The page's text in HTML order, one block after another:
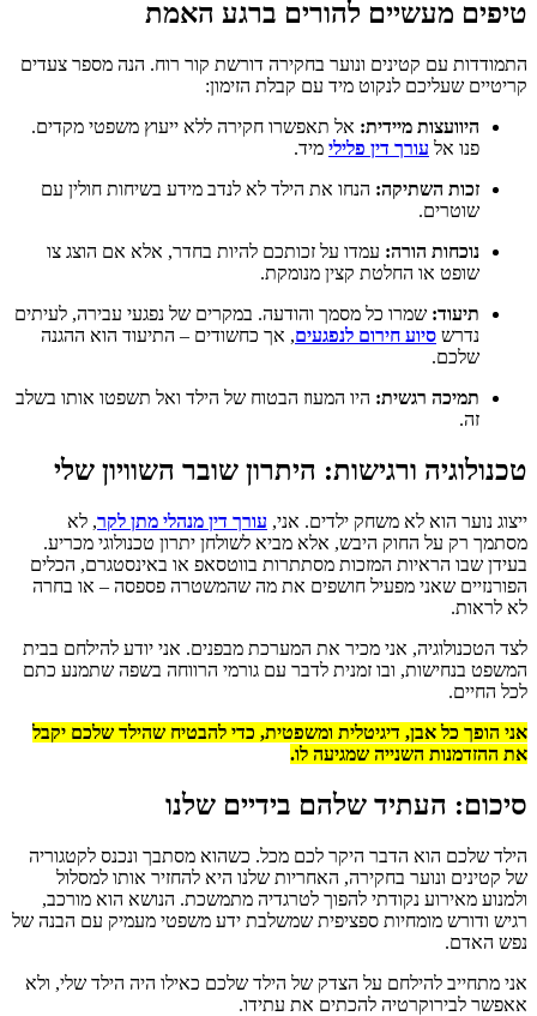
טיפים מעשיים להורים ברגע האמת
התמודדות עם קטינים ונוער בחקירה דורשת קור רוח. הנה מספר צעדים
קריטיים שעליכם לנקוט מיד עם קבלת הזימון:
היוועצות מיידית: אל תאפשרו חקירה ללא ייעוץ משפטי מקדים.
פנו אל עורך דין פלילי מיד.
זכות השתיקה: הנחו את הילד לא לנדב מידע בשיחות חולין עם
שוטרים.
נוכחות הורה: עמדו על זכותכם להיות בחדר, אלא אם הוצג צו
שופט או החלטת קצין מנומקת.
תיעוד: שמרו כל מסמך והודעה. במקרים של נפגעי עבירה, לעיתים
נדרש סיוע חירום לנפגעים, אך כחשודים – התיעוד הוא ההגנה
שלכם.
תמיכה רגשית: היו המעוז הבטוח של הילד ואל תשפטו אותו בשלב
זה.
טכנולוגיה ורגישות: היתרון שובר השוויון שלי
ייצוג נוער הוא לא משחק ילדים. אני, עורך דין מנהלי מתן לקר, לא
מסתמך רק על החוק היבש, אלא מביא לשולחן יתרון טכנולוגי מכריע.
בעידן שבו הראיות המזכות מסתתרות בווטסאפ או באינסטגרם, הכלים
הפורנזיים שאני מפעיל חושפים את מה שהמשטרה פספסה – או בחרה
לא לראות.
לצד הטכנולוגיה, אני מכיר את המערכת מבפנים. אני יודע להילחם בבית
המשפט בנחישות, ובו זמנית לדבר עם גורמי הרווחה בשפה שתמנע כתם
לכל החיים.
אני הופך כל אבן, דיגיטלית ומשפטית, כדי להבטיח שהילד שלכם יקבל
את ההזדמנות השנייה שמגיעה לו.
סיכום: העתיד שלהם בידיים שלנו
הילד שלכם הוא הדבר היקר לכם מכל. כשהוא מסתבך ונכנס לקטגוריה
של קטינים ונוער בחקירה, האחריות שלנו היא להחזיר אותו למסלול
ולמנוע מאירוע נקודתי להפוך לטרגדיה מתמשכת. הנושא הוא מורכב,
רגיש ודורש מומחיות ספציפית שמשלבת ידע משפטי מעמיק עם הבנה של
נפש האדם.
אני מתחייב להילחם על הצדק של הילד שלכם כאילו היה הילד שלי, ולא
אאפשר לבירוקרטיה להכתים את עתידו.